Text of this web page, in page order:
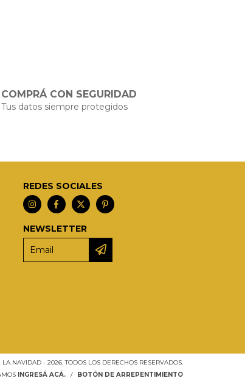
COMPRÁ CON SEGURIDAD
Tus datos siempre protegidos
REDES SOCIALES
NEWSLETTER
NAVIDAD - 2026. TODOS LOS DERECHOS RESERVADOS.
INGRESÁ ACÁ. / BOTÓN DE ARREPENTIMIENTO